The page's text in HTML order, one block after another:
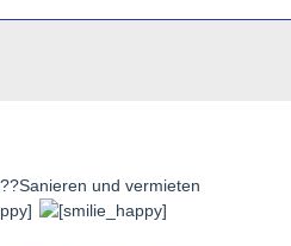
und vermieten